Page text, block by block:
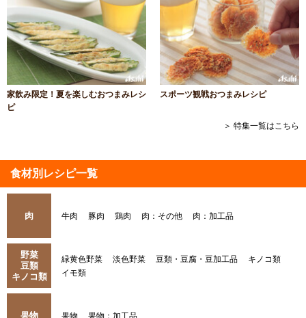
家飲み限定！夏を楽しむおつまみレシ
ピ
スポーツ観戦おつまみレシピ
＞ 特集一覧はこちら
食材別レシピ一覧
肉 牛肉 豚肉 鶏肉 肉：その他 肉：加工品
野菜
豆類
キノコ類
緑黄色野菜 淡色野菜 豆類・豆腐・豆加工品
キノコ類
イモ類
果物 果物 果物：加工品